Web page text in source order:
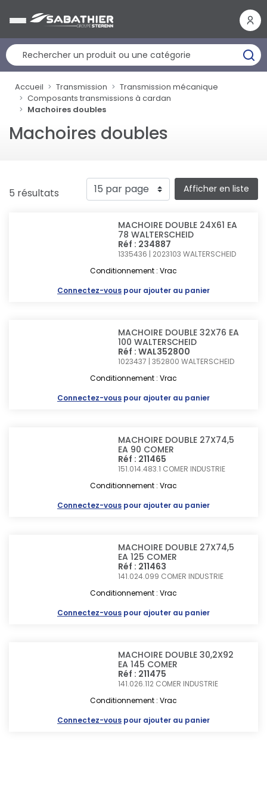
Accueil Transmission
Transmission mécanique
Composants transmissions à cardan
Machoires doubles
Machoires doubles
5 résultats Afficher en liste
MACHOIRE DOUBLE 24X61 EA
78 WALTERSCHEID
Réf : 234887
1335436 | 2023103WALTERSCHEID
Conditionnement : Vrac
Connectez-vous pour ajouter au panier
MACHOIRE DOUBLE 32X76 EA
100 WALTERSCHEID
Réf : WAL352800
1023437 | 352800WALTERSCHEID
Conditionnement : Vrac
Connectez-vous pour ajouter au panier
MACHOIRE DOUBLE 27X74,5
EA 90 COMER
Réf : 211465
151.014.483.1 COMER INDUSTRIE
Conditionnement : Vrac
Connectez-vous pour ajouter au panier
MACHOIRE DOUBLE 27X74,5
EA 125 COMER
Réf : 211463
141.024.099 COMER INDUSTRIE
Conditionnement : Vrac
Connectez-vous pour ajouter au panier
MACHOIRE DOUBLE 30,2X92
EA 145 COMER
Réf : 211475
141.026.112 COMER INDUSTRIE
Conditionnement : Vrac
Connectez-vous pour ajouter au panier